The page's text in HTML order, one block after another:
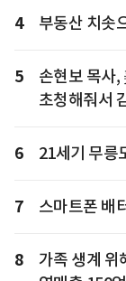
4 부동산 치솟
5
손현보 목사
초청해줘서
6 21세기 무릉
7 스마트폰 배
8
가족 생계 위